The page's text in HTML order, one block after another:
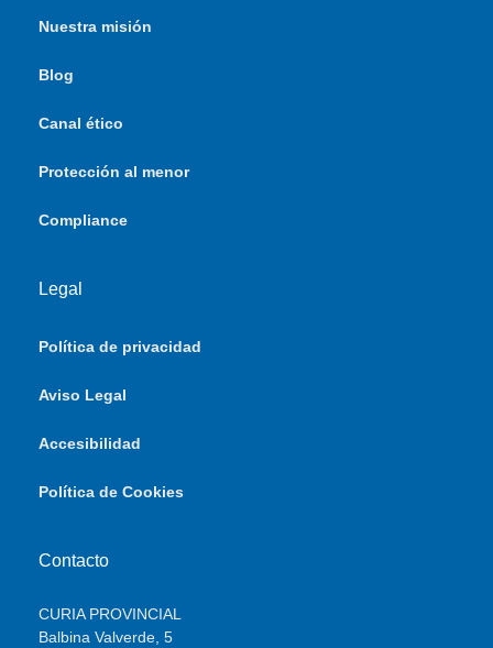
Nuestra misión
Blog
Canal ético
Protección al menor
Compliance
Legal
Política de privacidad
Aviso Legal
Accesibilidad
Política de Cookies
Contacto
CURIA PROVINCIAL
Balbina Valverde, 5